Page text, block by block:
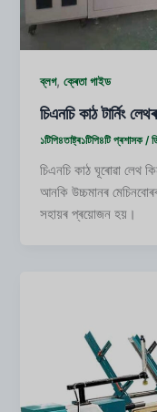
ব্লগ,ক্ৰেতা গাইড
চিএনচি কাঠ টাৰ্নিং
১টিপি৪তাষ্ট্ৰ১টিপি৪টি প্ৰশাসক/
চিএনচি কাঠ ঘূৰোৱা লেথ
আনকি উচ্চমানৰ
সহায়ৰ প্ৰয়োজন হয়।